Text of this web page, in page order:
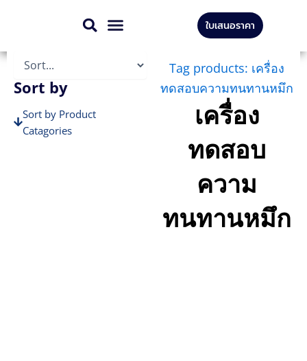
content
ใบเสนอราคา
Sort by
Sort by Product
Catagories
Tag products: เครื่อง
ทดสอบความทนทานหมึก
เครื่อง
ทดสอบ
ความ
ทนทานหมึก